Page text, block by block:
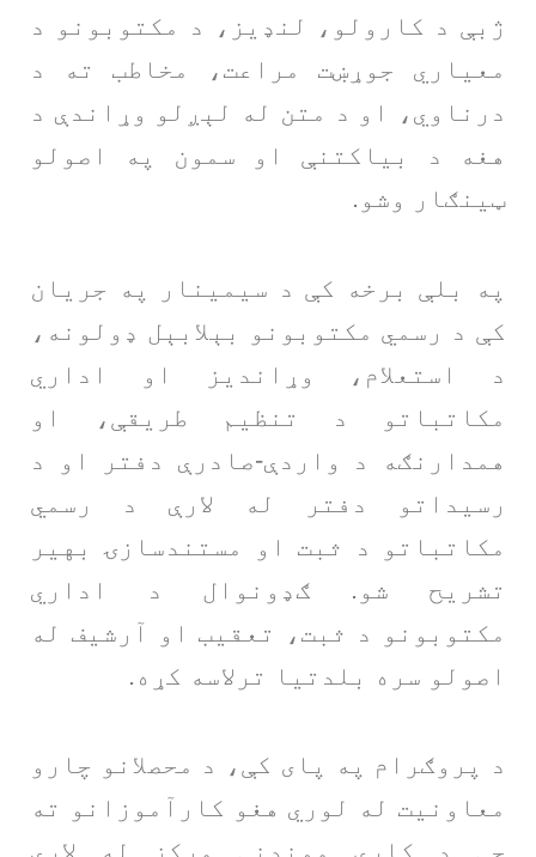
ژبې د کارولو، لنډیز، د مکتوبونو د
معیاري جوړښت مراعت، مخاطب ته د
درناوي، او د متن له لېږلو وړاندې د
هغه د بیاکتنې او سمون په اصولو
ټینګار وشو.
په بلې برخه کې د سیمینار په جریان
کې د رسمي مکتوبونو بېلابېل ډولونه،
د استعلام، وړاندیز او اداري
مکاتباتو د تنظیم طریقې، او
همدارنګه د واردې-صادرې دفتر او د
رسیداتو دفتر له لارې د رسمي
مکاتباتو د ثبت او مستندسازۍ بهیر
تشریح شو. ګډونوال د اداري
مکتوبونو د ثبت، تعقیب او آرشیف له
اصولو سره بلدتیا ترلاسه کړه.
د پروګرام په پای کې، د محصلانو چارو
معاونیت له لوري هغو کارآموزانو ته
چې د کاري موندنې مرکز له لارې